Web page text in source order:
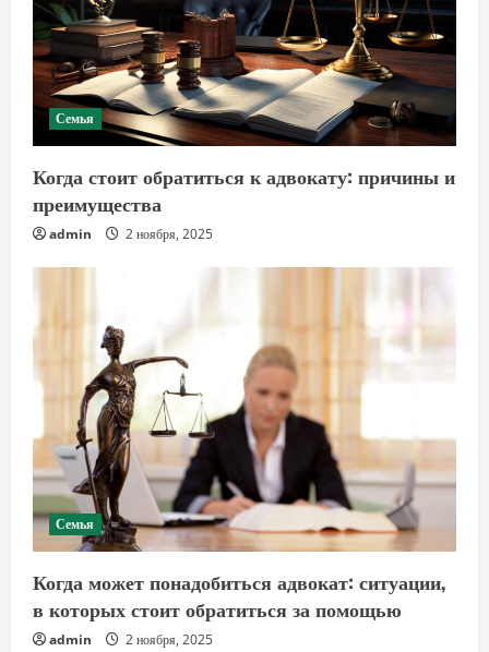
Семья
Когда стоит обратиться к адвокату: причины и
преимущества
admin 2 ноября, 2025
Семья
Когда может понадобиться адвокат: ситуации,
в которых стоит обратиться за помощью
admin 2 ноября, 2025